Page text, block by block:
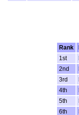
Rank
1st
2nd
3rd
4th
5th
6th